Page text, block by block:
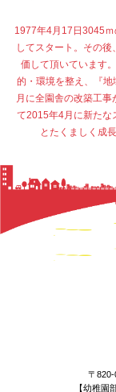
1977年4月17日3045
してスタート。その
価して頂いています
的・環境を整え、『
月に全園舎の改築工
て2015年4月に新たな
とたくましく成
〒
【幼稚